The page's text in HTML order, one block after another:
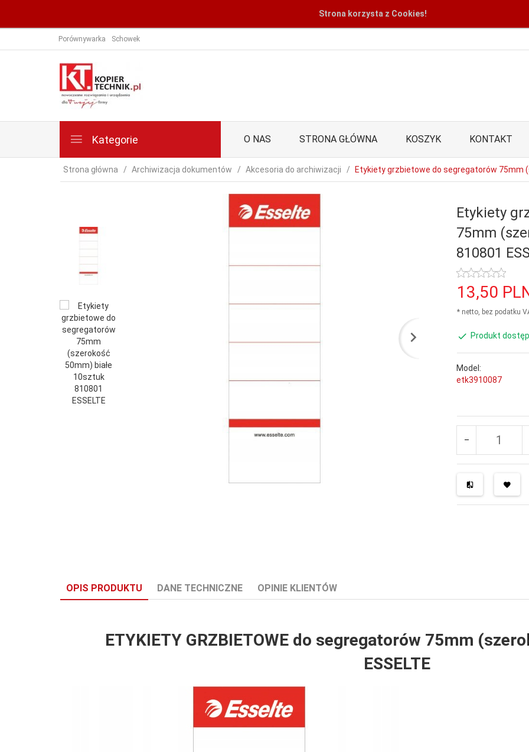
Strona korzysta z Cookies!
Porównywarka Schowek
Kategorie O NAS STRONA GŁÓWNA KOSZYK KONTAKT
Strona główna Archiwizacja dokumentów Akcesoria do archiwizacji Etykiety grzbietowe do segregatorów 75mm
Etykiety
75mm
810801
13,50
* netto, bez podatku
Produkt
Model:
etk3910087
OPIS PRODUKTU DANE TECHNICZNE OPINIE KLIENTÓW
ETYKIETY GRZBIETOWE do segregatorów 75mm
ESSELTE